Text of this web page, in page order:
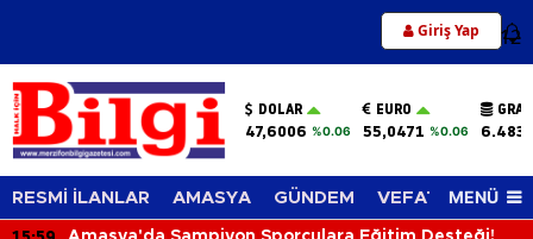
Giriş Yap 12
DOLAR
47,6006 %0.06
EURO
55,0471 %0.06
RESMİ İLANLAR AMASYA GÜNDEM VEFAT EDENLER
MENÜ